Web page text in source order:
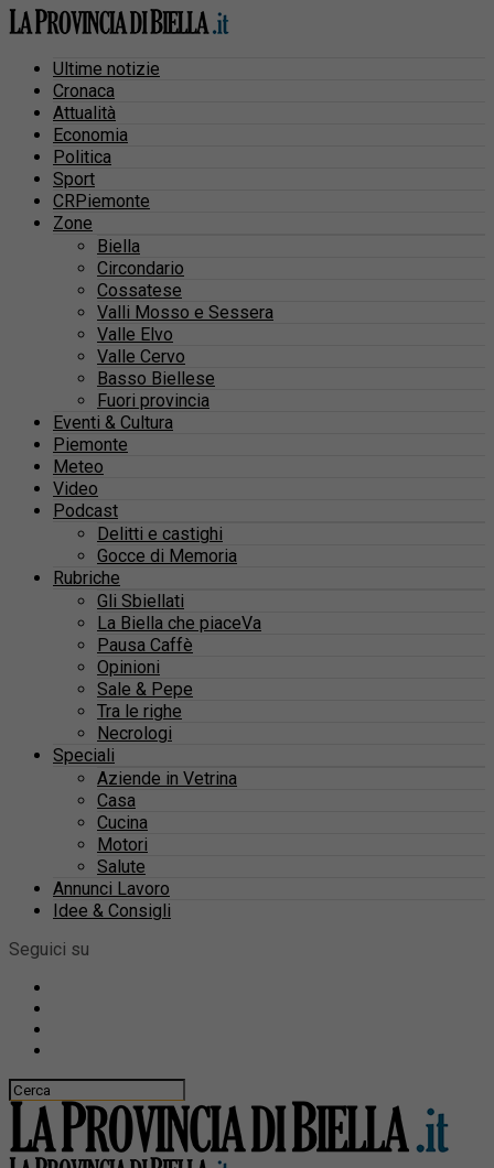
Ultime notizie
Cronaca
Attualità
Economia
Politica
Sport
CRPiemonte
Zone
Biella
Circondario
Cossatese
Valli Mosso e Sessera
Valle Elvo
Valle Cervo
Basso Biellese
Fuori provincia
Eventi & Cultura
Piemonte
Meteo
Video
Podcast
Delitti e castighi
Gocce di Memoria
Rubriche
Gli Sbiellati
La Biella che piaceVa
Pausa Caffè
Opinioni
Sale & Pepe
Tra le righe
Necrologi
Speciali
Aziende in Vetrina
Casa
Cucina
Motori
Salute
Annunci Lavoro
Idee & Consigli
Seguici su